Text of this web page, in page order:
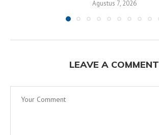
Agustus 7, 2026
LEAVE A COMMENT